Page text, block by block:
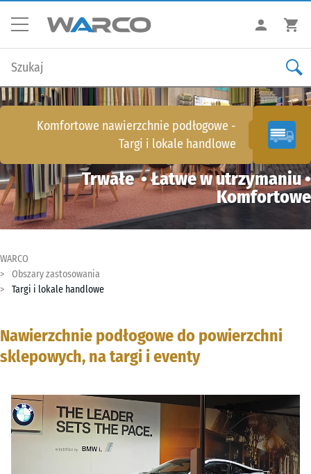
Komfortowe nawierzchnie podłogowe -
Targi i lokale handlowe
Trwałe • Łatwe w utrzymaniu •
Komfortowe
WARCO
Obszary zastosowania
Targi i lokale handlowe
Nawierzchnie podłogowe do powierzchni
sklepowych, na targi i eventy